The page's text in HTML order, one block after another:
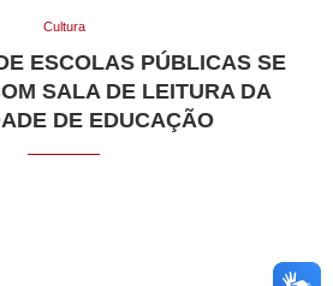
Cultura
ESCOLAS PÚBLICAS SE
SALA DE LEITURA DA
DE EDUCAÇÃO